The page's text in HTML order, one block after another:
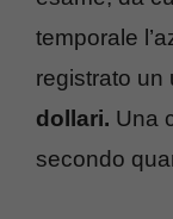
temporale
registrato un
dollari. Una
secondo